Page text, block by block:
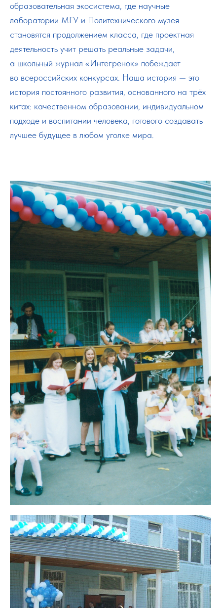
образовательная экосистема, где научные
лаборатории МГУ и Политехнического музея
становятся продолжением класса, где проектная
деятельность учит решать реальные задачи,
а школьный журнал «Интегренок» побеждает
во всероссийских конкурсах. Наша история — это
история постоянного развития, основанного на трёх
китах: качественном образовании, индивидуальном
подходе и воспитании человека, готового создавать
лучшее будущее в любом уголке мира.